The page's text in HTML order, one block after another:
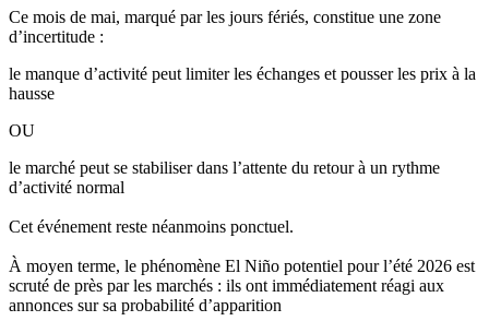
Ce mois de mai, marqué par les jours fériés, constitue une zone
d’incertitude :
le manque d’activité peut limiter les échanges et pousser les prix à la
hausse
OU
le marché peut se stabiliser dans l’attente du retour à un rythme
d’activité normal
Cet événement reste néanmoins ponctuel.
À moyen terme, le phénomène El Niño potentiel pour l’été 2026 est
scruté de près par les marchés : ils ont immédiatement réagi aux
annonces sur sa probabilité d’apparition